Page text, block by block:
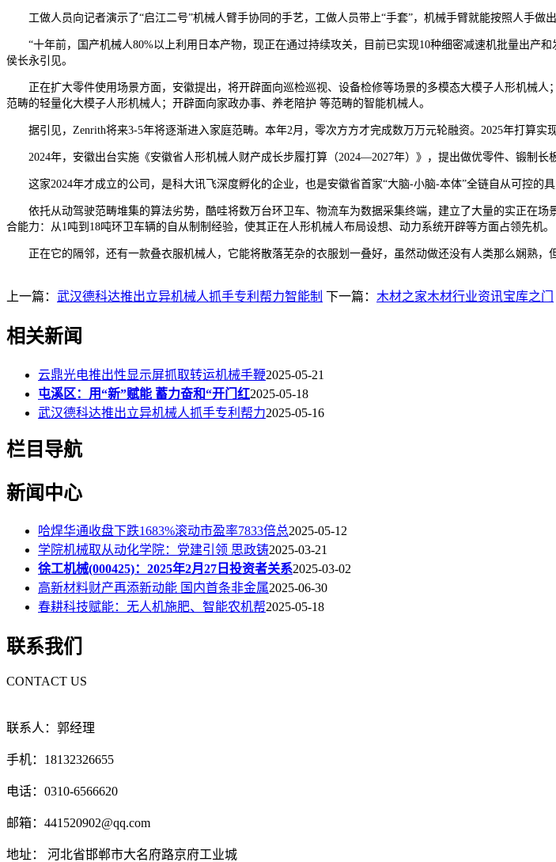
工做人员向记者演示了“启江二号”机械人臂手协同的手艺，工做人员带上“手套”，机械手臂就能按照人手做出
“十年前，国产机械人80%以上利用日本产物，现正在通过持续攻关，目前已实现10种细密减速机批量出产
侯长永引见。
正在扩大零件使用场景方面，安徽提出，将开辟面向巡检巡视、设备检修等场景的多模态大模子人形机械人
范畴的轻量化大模子人形机械人；开辟面向家政办事、养老陪护 等范畴的智能机械人。
据引见，Zenrith将来3-5年将逐渐进入家庭范畴。本年2月，零次方方才完成数万万元轮融资。2025年打算实
2024年，安徽出台实施《安徽省人形机械人财产成长步履打算（2024—2027年）》，提出做优零件、锻制长
这家2024年才成立的公司，是科大讯飞深度孵化的企业，也是安徽省首家“大脑-小脑-本体”全链自从可控的具
依托从动驾驶范畴堆集的算法劣势，酷哇将数万台环卫车、物流车为数据采集终端，建立了大量的实正在场
合能力：从1吨到18吨环卫车辆的自从制制经验，使其正在人形机械人布局设想、动力系统开辟等方面占领先机。
正在它的隔邻，还有一款叠衣服机械人，它能将散落芜杂的衣服划一叠好，虽然动做还没有人类那么娴熟，
上一篇： 武汉德科达推出立异机械人抓手专利帮力智能制 下一篇： 木材之家木材行业资讯宝库之门
相关新闻
云鼎光电推出性显示屏抓取转运机械手鞭2025-05-21
屯溪区：用“新”赋能 蓄力奋和“开门红2025-05-18
武汉德科达推出立异机械人抓手专利帮力2025-05-16
栏目导航
新闻中心
哈焊华通收盘下跌1683%滚动市盈率7833倍总2025-05-12
学院机械取从动化学院：党建引领 思政铸2025-03-21
徐工机械(000425)：2025年2月27日投资者关系2025-03-02
高新材料财产再添新动能 国内首条非金属2025-06-30
春耕科技赋能：无人机施肥、智能农机帮2025-05-18
联系我们
CONTACT US
联系人：郭经理
手机：18132326655
电话：0310-6566620
邮箱：441520902@qq.com
地址： 河北省邯郸市大名府路京府工业城